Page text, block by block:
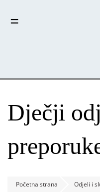
Dječji
Početna strana Odjeli i